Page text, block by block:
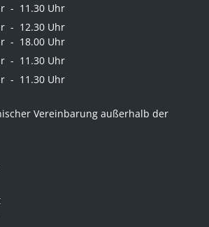
- 11.30 Uhr
- 12.30 Uhr
- 18.00 Uhr
- 11.30 Uhr
- 11.30 Uhr
Vereinbarung außerhalb der